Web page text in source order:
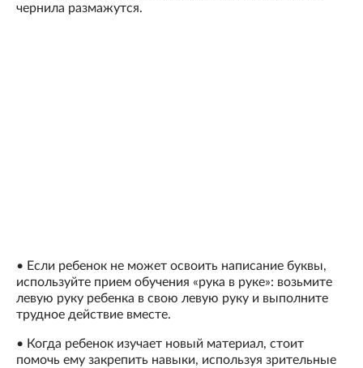
чернила размажутся.
• Если ребенок не может освоить написание буквы,
используйте прием обучения «рука в руке»: возьмите
левую руку ребенка в свою левую руку и выполните
трудное действие вместе.
• Когда ребенок изучает новый материал, стоит
помочь ему закрепить навыки, используя зрительные